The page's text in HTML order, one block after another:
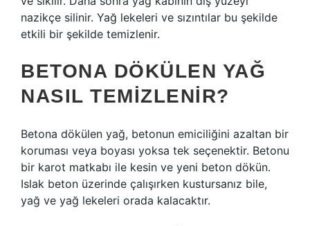
nazikçe silinir. Yağ lekeleri ve sızıntılar bu şekilde
etkili bir şekilde temizlenir.
BETONA DÖKÜLEN YAĞ
NASIL TEMIZLENIR?
Betona dökülen yağ, betonun emiciliğini azaltan bir
koruması veya boyası yoksa tek seçenektir. Betonu
bir karot matkabı ile kesin ve yeni beton dökün.
Islak beton üzerinde çalışırken kustursanız bile,
yağ ve yağ lekeleri orada kalacaktır.